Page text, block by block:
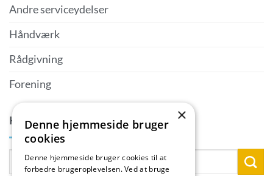
Andre serviceydelser
Håndværk
Rådgivning
Forening
KONTAKTPERSON ×
Denne hjemmeside bruger
cookies
Denne hjemmeside bruger cookies til at
forbedre brugeroplevelsen. Ved at bruge